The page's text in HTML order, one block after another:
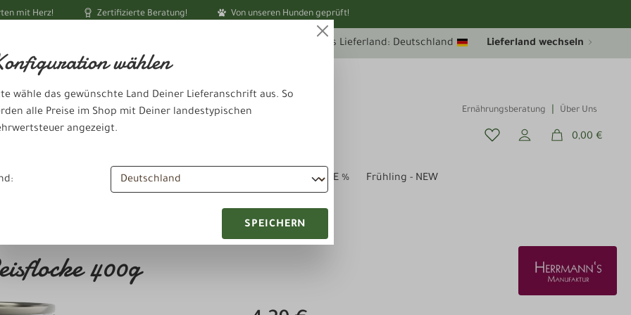
mit Herz! Zertifizierte Beratung! Von unseren Hunden geprüft!
Ihr aktuelles Lieferland: Deutschland Lieferland wechseln
Ernährungsberatung Über Uns
0,00 €
& Pflege Schlafen & Ausruhen SALE % Frühling - NEW
400g
wählen
wähle das gewünschte Land Deiner Lieferanschrift aus. So
alle Preise im Shop mit Deiner landestypischen
angezeigt.
SPEICHERN